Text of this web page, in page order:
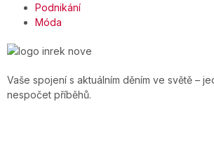
Podnikání
Móda
Vaše spojení s aktuálním děním ve světě –
nespočet příběhů.